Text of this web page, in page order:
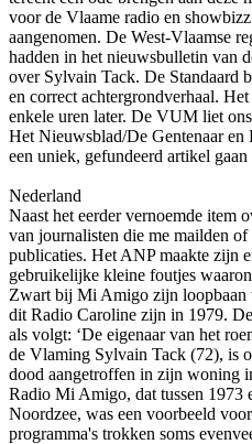
voor de Vlaame radio en
aangenomen. De West-Vlaamse
hadden in het nieuwsbulletin van
over Sylvain Tack. De Standaard
en correct achtergrondverhaal.
enkele uren later. De VUM liet
Het Nieuwsblad/De Gentenaar
een uniek, gefundeerd artikel gaan
Nederland
Naast het eerder vernoemde item
van journalisten die me mailden
publicaties. Het ANP maakte zijn
gebruikelijke kleine foutjes
Zwart bij Mi Amigo zijn loopbaan
dit Radio Caroline zijn in 1979.
als volgt: ‘De eigenaar van het
de Vlaming Sylvain Tack (72), is
dood aangetroffen in zijn woning
Radio Mi Amigo, dat tussen 1973
Noordzee, was een voorbeeld
programma's trokken soms